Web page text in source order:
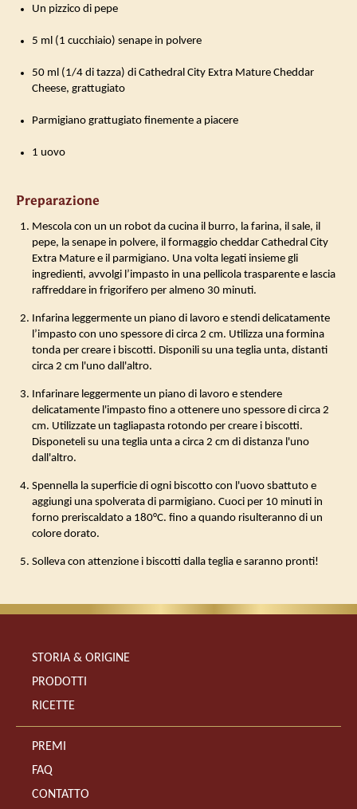
Un pizzico di pepe
5 ml (1 cucchiaio) senape in polvere
50 ml (1/4 di tazza) di Cathedral City Extra Mature Cheddar
Cheese, grattugiato
Parmigiano grattugiato finemente a piacere
1 uovo
Preparazione
Mescola con un un robot da cucina il burro, la farina, il sale, il
pepe, la senape in polvere, il formaggio cheddar Cathedral City
Extra Mature e il parmigiano. Una volta legati insieme gli
ingredienti, avvolgi l’impasto in una pellicola trasparente e lascia
raffreddare in frigorifero per almeno 30 minuti.
Infarina leggermente un piano di lavoro e stendi delicatamente
l’impasto con uno spessore di circa 2 cm. Utilizza una formina
tonda per creare i biscotti. Disponili su una teglia unta, distanti
circa 2 cm l'uno dall'altro.
Infarinare leggermente un piano di lavoro e stendere
delicatamente l'impasto fino a ottenere uno spessore di circa 2
cm. Utilizzate un tagliapasta rotondo per creare i biscotti.
Disponeteli su una teglia unta a circa 2 cm di distanza l'uno
dall'altro.
Spennella la superficie di ogni biscotto con l'uovo sbattuto e
aggiungi una spolverata di parmigiano. Cuoci per 10 minuti in
forno preriscaldato a 180°C. fino a quando risulteranno di un
colore dorato.
Solleva con attenzione i biscotti dalla teglia e saranno pronti!
STORIA & ORIGINE
PRODOTTI
RICETTE
PREMI
FAQ
CONTATTO